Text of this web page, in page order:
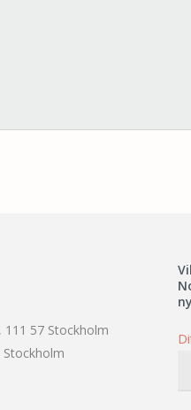
111 57 Stockholm
Stockholm